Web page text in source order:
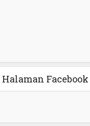
Halaman Facebook